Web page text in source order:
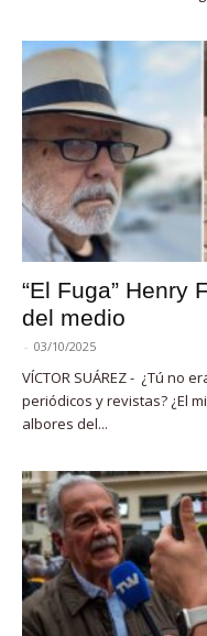
“El Fuga” Henry
del medio
- 03/10/2025
VÍCTOR SUÁREZ - ¿Tú no
periódicos y revistas? ¿El
albores del...